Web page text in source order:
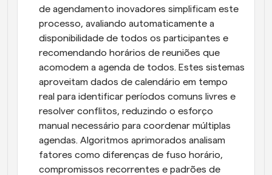
de agendamento inovadores simplificam este
processo, avaliando automaticamente a
disponibilidade de todos os participantes e
recomendando horários de reuniões que
acomodem a agenda de todos. Estes sistemas
aproveitam dados de calendário em tempo
real para identificar períodos comuns livres e
resolver conflitos, reduzindo o esforço
manual necessário para coordenar múltiplas
agendas. Algoritmos aprimorados analisam
fatores como diferenças de fuso horário,
compromissos recorrentes e padrões de